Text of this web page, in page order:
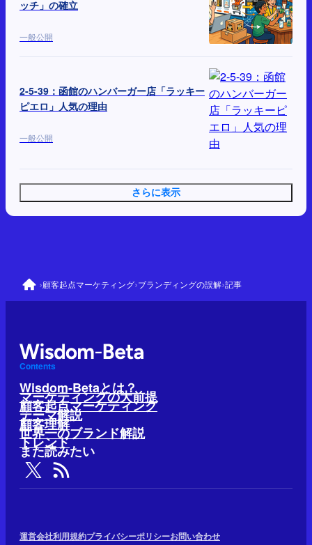
ッチ」の確立
一般公開
2-5-39：函館のハンバーガー店「ラッキー
ピエロ」人気の理由
一般公開
さらに表示
›顧客起点マーケティング›ブランディングの誤解›記事
Contents
Wisdom-Betaとは？
マーケティングの大前提
顧客起点マーケティング
テーマ解説
顧客理解
世界一のブランド解説
トレンド
また読みたい
運営会社利用規約プライバシーポリシーお問い合わせ